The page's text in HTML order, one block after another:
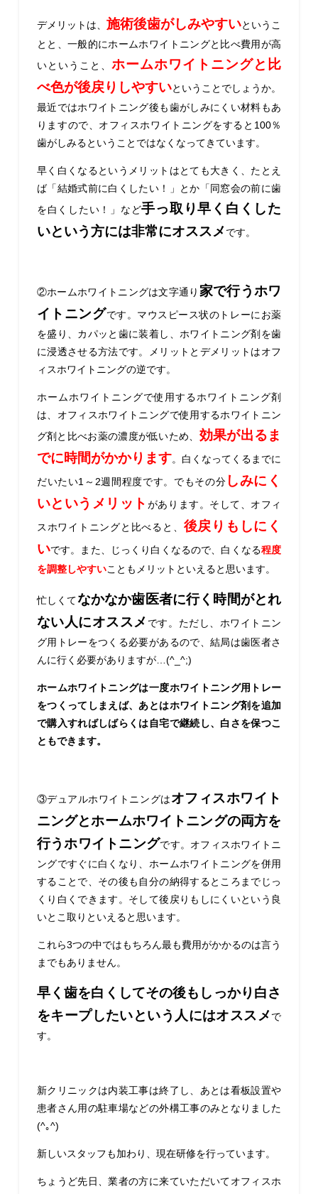
デメリットは、 施術後歯がしみやすいというこ
とと、一般的にホームホワイトニングと比べ費用が高
いということ、 ホームホワイトニングと比
べ色が後戻りしやすいということでしょうか。
最近ではホワイトニング後も歯がしみにくい材料もあ
りますので、オフィスホワイトニングをすると100％
歯がしみるということではなくなってきています。
早く白くなるというメリットはとても大きく、たとえ
ば「結婚式前に白くしたい！」とか「同窓会の前に歯
を白くしたい！」など手っ取り早く白くした
いという方には非常にオススメです。
②ホームホワイトニングは文字通り 家で行うホワ
イトニングです。マウスピース状のトレーにお薬
を盛り、カパッと歯に装着し、ホワイトニング剤を歯
に浸透させる方法です。メリットとデメリットはオフ
ィスホワイトニングの逆です。
ホームホワイトニングで使用するホワイトニング剤
は、オフィスホワイトニングで使用するホワイトニン
グ剤と比べお薬の濃度が低いため、 効果が出るま
でに時間がかかります。白くなってくるまでに
だいたい1～2週間程度です。でもその分 しみにく
いというメリット があります。そして、オフィ
スホワイトニングと比べると、 後戻りもしにく
いです。また、じっくり白くなるので、白くなる程度
を調整しやすいこともメリットといえると思います。
忙しくてなかなか歯医者に行く時間がとれ
ない人にオススメ です。ただし、ホワイトニン
グ用トレーをつくる必要があるので、結局は歯医者さ
んに行く必要がありますが…(^_^;)
ホームホワイトニングは一度ホワイトニング用トレー
をつくってしまえば、あとはホワイトニング剤を追加
で購入すればしばらくは自宅で継続し、白さを保つこ
ともできます。
③デュアルホワイトニングはオフィスホワイト
ニングとホームホワイトニングの両方を
行うホワイトニングです。オフィスホワイトニ
ングですぐに白くなり、ホームホワイトニングを併用
することで、その後も自分の納得するところまでじっ
くり白くできます。そして後戻りもしにくいという良
いとこ取りといえると思います。
これら3つの中ではもちろん最も費用がかかるのは言う
までもありません。
早く歯を白くしてその後もしっかり白さ
をキープしたいという人にはオススメで
す。
新クリニックは内装工事は終了し、あとは看板設置や
患者さん用の駐車場などの外構工事のみとなりました
(^｡^)
新しいスタッフも加わり、現在研修を行っています。
ちょうど先日、業者の方に来ていただいてオフィスホ